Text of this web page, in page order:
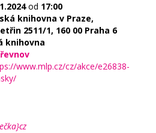
od 17:00
knihovna v Praze,
2511/1, 160 00 Praha 6
knihovna
www.mlp.cz/cz/akce/e26838-